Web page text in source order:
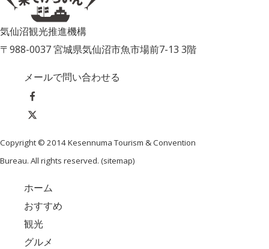
気仙沼観光推進機構
〒988-0037 宮城県気仙沼市魚市場前7-13 3階
メールで問い合わせる
Copyright © 2014 Kesennuma Tourism & Convention
Bureau. All rights reserved. (sitemap)
ホーム
おすすめ
観光
グルメ